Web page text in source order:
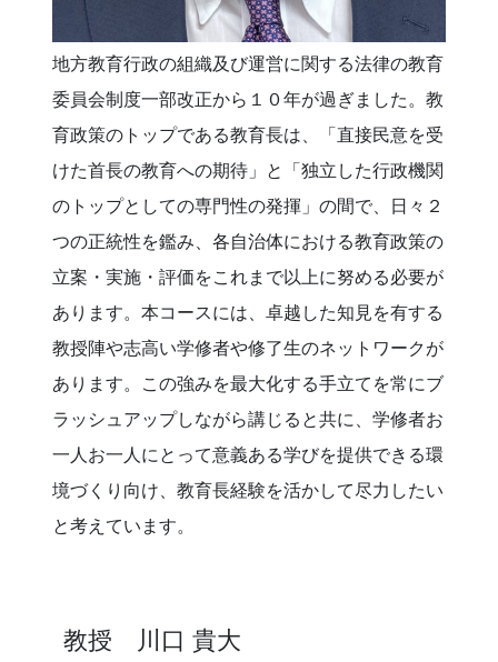
地方教育行政の組織及び運営に関する法律の教育
委員会制度一部改正から１０年が過ぎました。教
育政策のトップである教育長は、「直接民意を受
けた首長の教育への期待」と「独立した行政機関
のトップとしての専門性の発揮」の間で、日々２
つの正統性を鑑み、各自治体における教育政策の
立案・実施・評価をこれまで以上に努める必要が
あります。本コースには、卓越した知見を有する
教授陣や志高い学修者や修了生のネットワークが
あります。この強みを最大化する手立てを常にブ
ラッシュアップしながら講じると共に、学修者お
一人お一人にとって意義ある学びを提供できる環
境づくり向け、教育長経験を活かして尽力したい
と考えています。
教授 川口 貴大